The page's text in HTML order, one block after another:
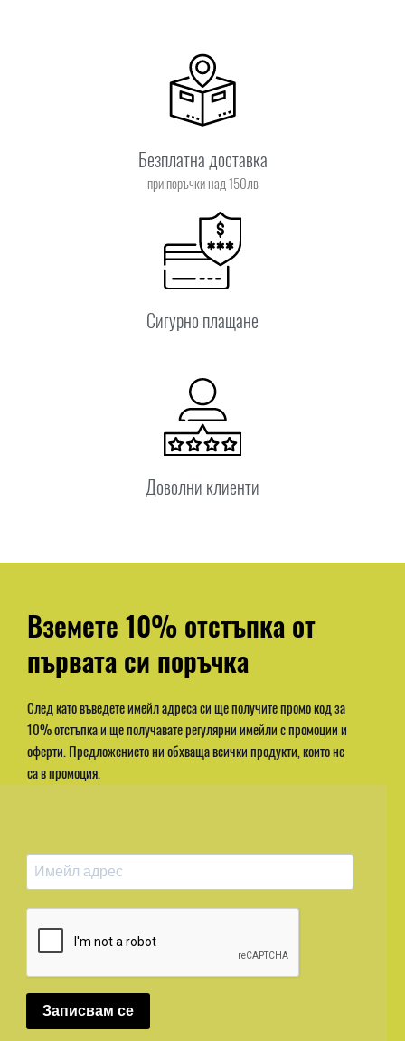
Безплатна доставка
при поръчки над 150лв
Сигурно плащане
Доволни клиенти
Вземете 10% отстъпка от
първата си поръчка
След като въведете имейл адреса си ще получите промо код за
10% отстъпка и ще получавате регулярни имейли с промоции и
оферти. Предложението ни обхваща всички продукти, които не
са в промоция.
Записвам се